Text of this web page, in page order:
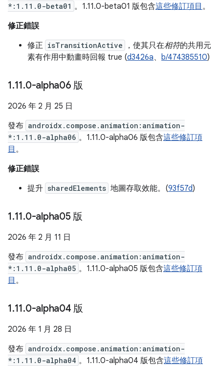
*:1.11.0-beta01 。1.11.0-beta01 版包含這些修訂項目 。
修正錯誤
修正 isTransitionActive ，使其只在相符的共用元
素有作用中動畫時回報 true (d3426a、 b/474385510)
1.11.0-alpha06 版
2026 年 2 月 25 日
發布 androidx.compose.animation:animation-
*:1.11.0-alpha06 。1.11.0-alpha06 版包含這些修訂項
目 。
修正錯誤
提升 sharedElements 地圖存取效能。(93f57d)
1.11.0-alpha05 版
2026 年 2 月 11 日
發布 androidx.compose.animation:animation-
*:1.11.0-alpha05 。1.11.0-alpha05 版包含這些修訂項
目 。
1.11.0-alpha04 版
2026 年 1 月 28 日
發布 androidx.compose.animation:animation-
*:1.11.0-alpha04 。1.11.0-alpha04 版包含這些修訂項